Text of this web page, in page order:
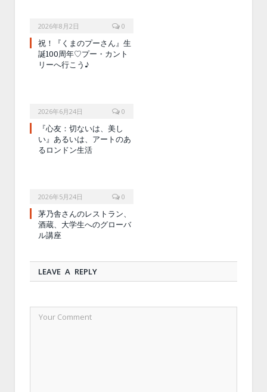
2026年8月2日 0
祝！『くまのプーさん』生
誕100周年♡プー・カント
リーへ行こう♪
2026年6月24日 0
『心友：切ないは、美し
い』あるいは、アートのあ
るロンドン生活
2026年5月24日 0
茅乃舎さんのレストラン、
酒蔵、大学生へのグローバ
ル講座
LEAVE A REPLY